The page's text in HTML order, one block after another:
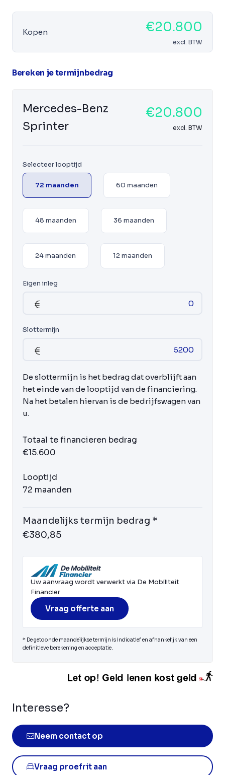
Kopen €20.800
excl. BTW
Bereken je termijnbedrag
Mercedes-Benz
Sprinter
€20.800
excl. BTW
Selecteer looptijd
72 maanden 60 maanden
48 maanden 36 maanden
24 maanden 12 maanden
Eigen inleg
Slottermijn
De slottermijn is het bedrag dat overblijft aan
het einde van de looptijd van de financiering.
Na het betalen hiervan is de bedrijfswagen van
u.
Totaal te financieren bedrag
€15.600
Looptijd
72 maanden
Maandelijks termijn bedrag *
€380,85
Uw aanvraag wordt verwerkt via De Mobiliteit
Financier
Vraag offerte aan
* De getoonde maandelijkse termijn is indicatief en afhankelijk van een
definitieve berekening en acceptatie.
Interesse?
Neem contact op
Vraag proefrit aan